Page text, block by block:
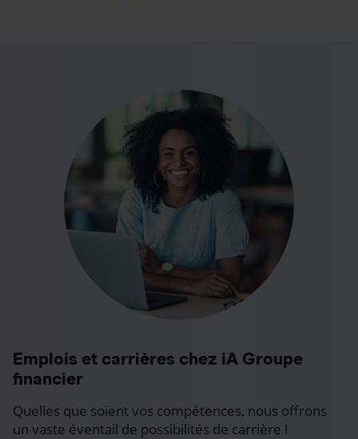
Emplois et carrières chez iA Groupe
financier
Quelles que soient vos compétences, nous offrons
un vaste éventail de possibilités de carrière !